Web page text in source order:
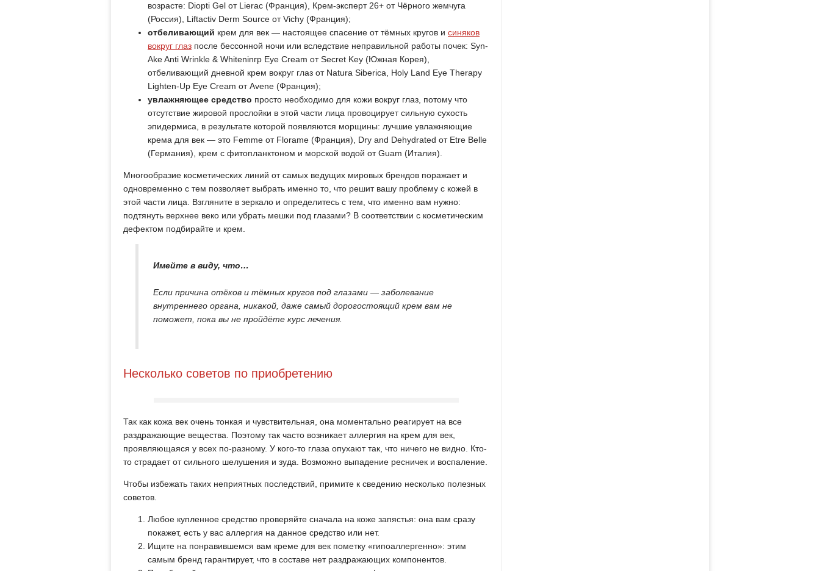
возрасте: Diopti Gel от Lierac (Франция), Крем-эксперт 26+ от Чёрного жемчуга
(Россия), Liftactiv Derm Source от Vichy (Франция);
отбеливающий крем для век — настоящее спасение от тёмных кругов и синяков
вокруг глаз после бессонной ночи или вследствие неправильной работы почек: Syn-
Ake Anti Wrinkle & Whiteninгр Eye Cream от Secret Key (Южная Корея),
отбеливающий дневной крем вокруг глаз от Natura Siberica, Holy Land Eye Therapy
Lighten-Up Eye Cream от Avene (Франция);
увлажняющее средство просто необходимо для кожи вокруг глаз, потому что
отсутствие жировой прослойки в этой части лица провоцирует сильную сухость
эпидермиса, в результате которой появляются морщины: лучшие увлажняющие
крема для век — это Femme от Florame (Франция), Dry and Dehydrated от Etre Belle
(Германия), крем с фитопланктоном и морской водой от Guam (Италия).
Многообразие косметических линий от самых ведущих мировых брендов поражает и
одновременно с тем позволяет выбрать именно то, что решит вашу проблему с кожей в
этой части лица. Взгляните в зеркало и определитесь с тем, что именно вам нужно:
подтянуть верхнее веко или убрать мешки под глазами? В соответствии с косметическим
дефектом подбирайте и крем.
Имейте в виду, что…
Если причина отёков и тёмных кругов под глазами — заболевание
внутреннего органа, никакой, даже самый дорогостоящий крем вам не
поможет, пока вы не пройдёте курс лечения.
Несколько советов по приобретению
Так как кожа век очень тонкая и чувствительная, она моментально реагирует на все
раздражающие вещества. Поэтому так часто возникает аллергия на крем для век,
проявляющаяся у всех по-разному. У кого-то глаза опухают так, что ничего не видно. Кто-
то страдает от сильного шелушения и зуда. Возможно выпадение ресничек и воспаление.
Чтобы избежать таких неприятных последствий, примите к сведению несколько полезных
советов.
Любое купленное средство проверяйте сначала на коже запястья: она вам сразу
покажет, есть у вас аллергия на данное средство или нет.
Ищите на понравившемся вам креме для век пометку «гипоаллергенно»: этим
самым бренд гарантирует, что в составе нет раздражающих компонентов.